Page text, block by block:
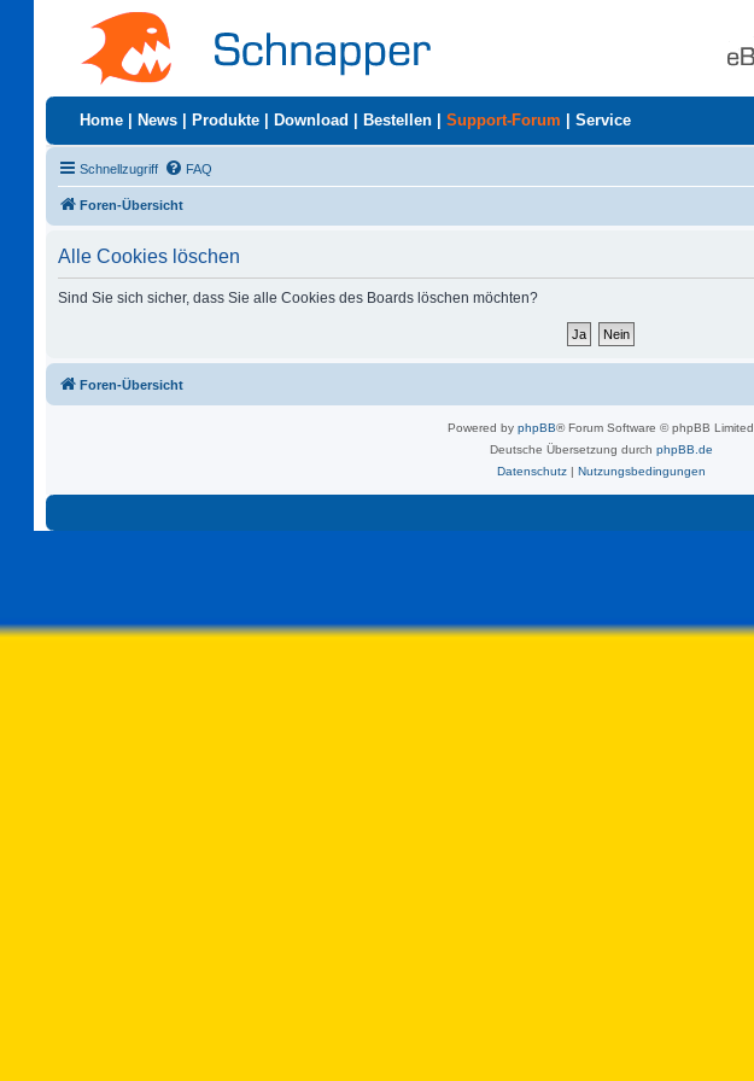
Home News Produkte Download Bestellen Support-Forum Service
Schnellzugriff FAQ
Foren-Übersicht
Alle Cookies löschen
Sind Sie sich sicher, dass Sie alle Cookies des Boards löschen möchten?
Foren-Übersicht
Powered by phpBB® Forum Software © phpBB Limited
Deutsche Übersetzung durch phpBB.de
Datenschutz| Nutzungsbedingungen